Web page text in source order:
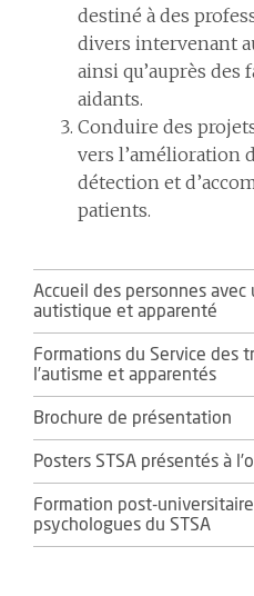
destiné à des
divers intervenant
ainsi qu’auprès des
aidants.
Conduire des
vers l’amélioration
détection et
patients.
Accueil des personnes
autistique et apparenté
Formations du Service des
l’autisme et apparentés
Brochure de présentation
Posters STSA présentés à
Formation post-
psychologues du STSA